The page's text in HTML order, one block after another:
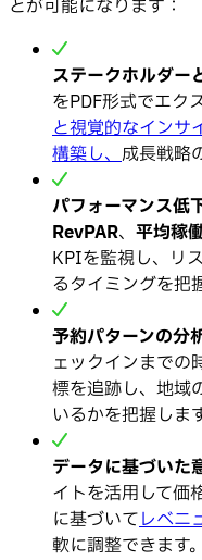
とが可能になります：
ステークホルダー
をPDF形式でエク
と視覚的なインサ
構築し、 成長戦略
パフォーマンス低
RevPAR、 平均稼
KPIを監視し、リ
るタイミングを把
予約パターンの分
ェックインまでの
標を追跡し、地域
いるかを把握します
データに基づいた
イトを活用して価
に基づいてレベニ
軟に調整できます。